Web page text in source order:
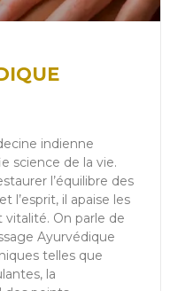
indienne
science de la vie.
l’équilibre des
l’esprit, il apaise les
On parle de
Ayurvédique
telles que
la